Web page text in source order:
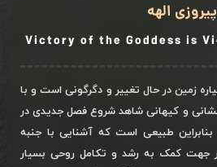
پیروزی الهه
Victory of the Goddess is
زمین در حال تغییر و دگرگونی است و با
و کیهانی شاهد شروع فصل جدیدی در
طبیعی است که آشنایی با جنبه
جهت کمک به رشد و تکامل روحی بسیار